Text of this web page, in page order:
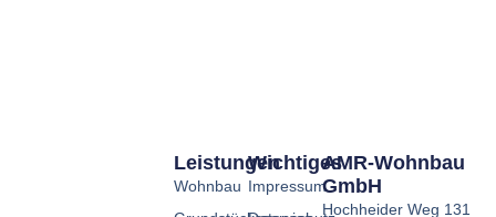
Wichtiges
Impressum
Leistungen
Wohnbau
AMR-Wohnbau
GmbH
Hochheider Weg 131